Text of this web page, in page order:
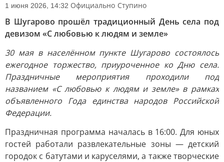
1 июня 2026, 14:32 Официально Ступино
В Шугарово прошёл традиционный День села под
девизом «С любовью к людям и земле»
30 мая в населённом пункте Шугарово состоялось
ежегодное торжество, приуроченное ко Дню села.
Праздничные мероприятия проходили под
названием «С любовью к людям и земле» в рамках
объявленного Года единства народов Российской
Федерации.
Праздничная программа началась в 16:00. Для юных
гостей работали развлекательные зоны — детский
городок с батутами и каруселями, а также творческие